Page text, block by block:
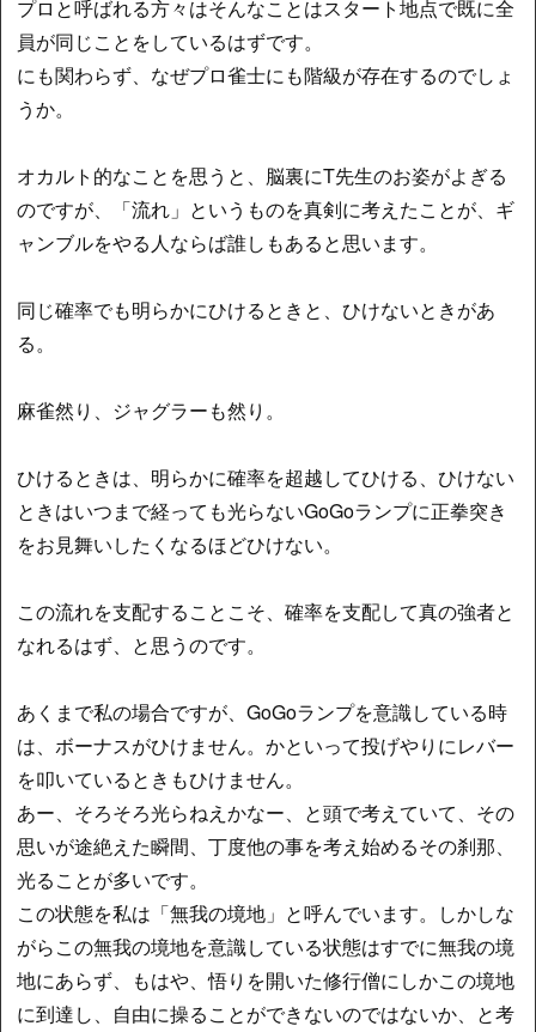
プロと呼ばれる方々はそんなことはスタート地点で既に全
員が同じことをしているはずです。
にも関わらず、なぜプロ雀士にも階級が存在するのでしょ
うか。
オカルト的なことを思うと、脳裏にT先生のお姿がよぎる
のですが、「流れ」というものを真剣に考えたことが、ギ
ャンブルをやる人ならば誰しもあると思います。
同じ確率でも明らかにひけるときと、ひけないときがあ
る。
麻雀然り、ジャグラーも然り。
ひけるときは、明らかに確率を超越してひける、ひけない
ときはいつまで経っても光らないGoGoランプに正拳突き
をお見舞いしたくなるほどひけない。
この流れを支配することこそ、確率を支配して真の強者と
なれるはず、と思うのです。
あくまで私の場合ですが、GoGoランプを意識している時
は、ボーナスがひけません。かといって投げやりにレバー
を叩いているときもひけません。
あー、そろそろ光らねえかなー、と頭で考えていて、その
思いが途絶えた瞬間、丁度他の事を考え始めるその刹那、
光ることが多いです。
この状態を私は「無我の境地」と呼んでいます。しかしな
がらこの無我の境地を意識している状態はすでに無我の境
地にあらず、もはや、悟りを開いた修行僧にしかこの境地
に到達し、自由に操ることができないのではないか、と考